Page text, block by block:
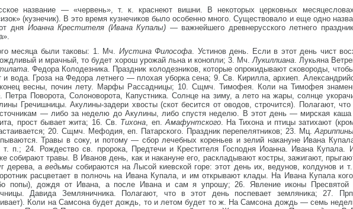
название — «червень», т. к. краснеют вишни. В некоторых церковных
(кузнечик). В это время кузнечиков было особенно много. Существовало и еще одно
дня Иоанна Крестителя (Ивана Купалы) — важнейшего древнерусского летнего
месяца были таковы: 1. Мч. Иустина Философа. Устинов день. Если в этот день чист
и мрачный, то будет хорош урожай льна и конопли; 3. Мч.Лукиллиана. Лукьяна
. Федора Колодезника. Праздник колодезников, которые опрокидывают сковороды,
вода. Гроза на Федора летнего — плохая уборка сена; 9. Св. Кирилла, архиеп.
весны, почин лету. Марфы Рассадницы; 10. Сщмч. Тимофея. Коли на Тимофея
. Петра Поворота, Солоноворота, Капустника. Солнце на зиму, а лето на жары, солнце
Гречишницы. Акулины-задери хвосты (скот бесится от оводов, строчится). Полагают, что
— либо за неделю до Акулины, либо спустя неделю. В этот день — мирская
прост бывает жита; 16. Св. Тихона, еп.Амафунтского. На Тихона и птицы затихают
20. Сщмч. Мефодия, еп. Патарского. Праздник перепелятников; 23. Мц.
Травы в соку, и потому — сбор лечебных кореньев и зелий накануне Ивана
п.; 24. Рождество св. пророка, Предтечи и Крестителя Господня Иоанна. Ивана Купала.
собирают травы. В Иванов день, как и накануне его, раскладывают костры, зажигают,
дерева, аведьмысобираются на Лысой киевской горе: этот день их, ведунов, колдунов и
расцветает в полночь на Ивана Купала, и им открывают клады. На Ивана Купала
попы), дождя от Ивана, а после Ивана и сам я упрошу; 26. Явление иконы Пресвятой
Давида Земляничника. Полагают, что в этот день поспевает земляника; 27.
Коли на Самсона будет дождь, то и летом будет то ж. На Самсона дождь — семь